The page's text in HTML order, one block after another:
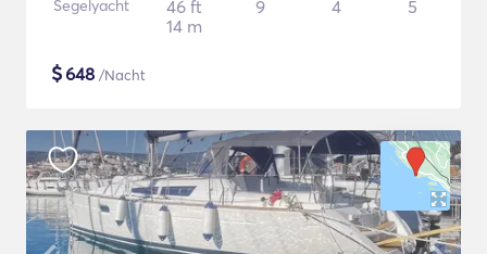
Segelyacht
46 ft
14 m
9 4 5
$648 /Nacht